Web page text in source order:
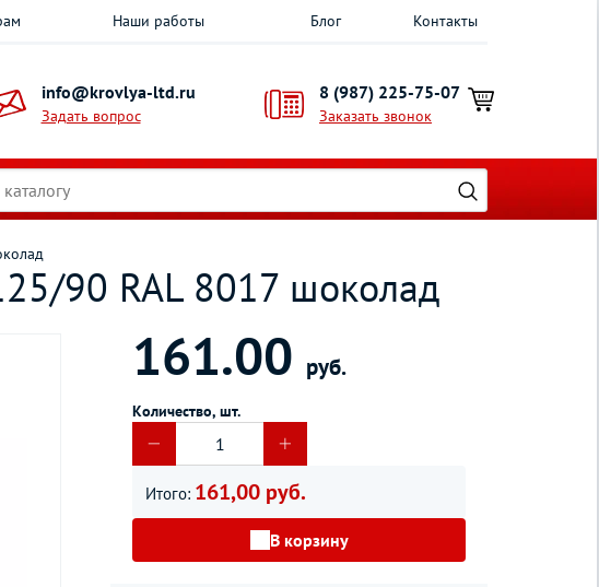
Наши работы Блог Контакты
info@krovlya-ltd.ru
Задать вопрос
8 (987) 225-75-07
Заказать звонок
90 RAL 8017 шоколад
161.00 руб.
Количество, шт.
Итого: 161,00 руб.
В корзину